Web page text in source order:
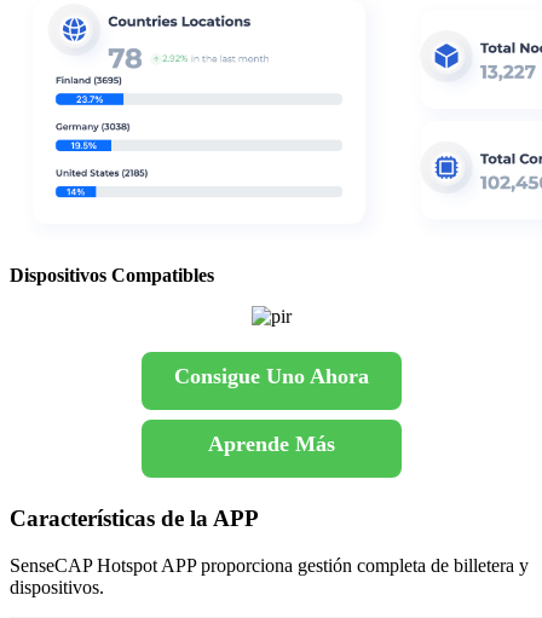
Dispositivos Compatibles
Consigue Uno Ahora
Aprende Más
Características de la APP
SenseCAP Hotspot APP proporciona gestión completa de billetera y
dispositivos.